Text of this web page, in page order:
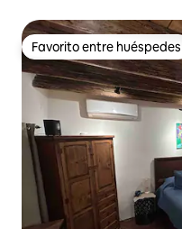
Favorito entre huéspedes
Favorito entre huéspedes